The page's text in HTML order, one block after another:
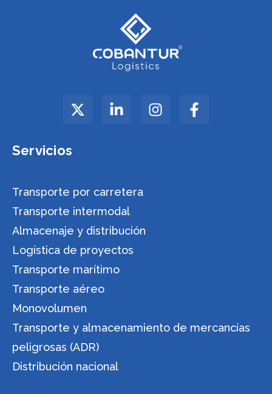
Servicios
Transporte por carretera
Transporte intermodal
Almacenaje y distribución
Logística de proyectos
Transporte marítimo
Transporte aéreo
Monovolumen
Transporte y almacenamiento de mercancías
peligrosas (ADR)
Distribución nacional